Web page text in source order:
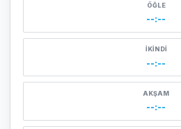
ÖĞLE
--:--
İKINDI
--:--
AKŞAM
--:--